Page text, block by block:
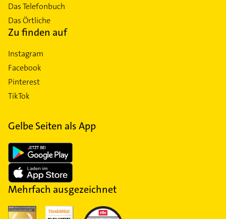
Das Telefonbuch
Das Örtliche
Zu finden auf
Instagram
Facebook
Pinterest
TikTok
Gelbe Seiten als App
Mehrfach ausgezeichnet